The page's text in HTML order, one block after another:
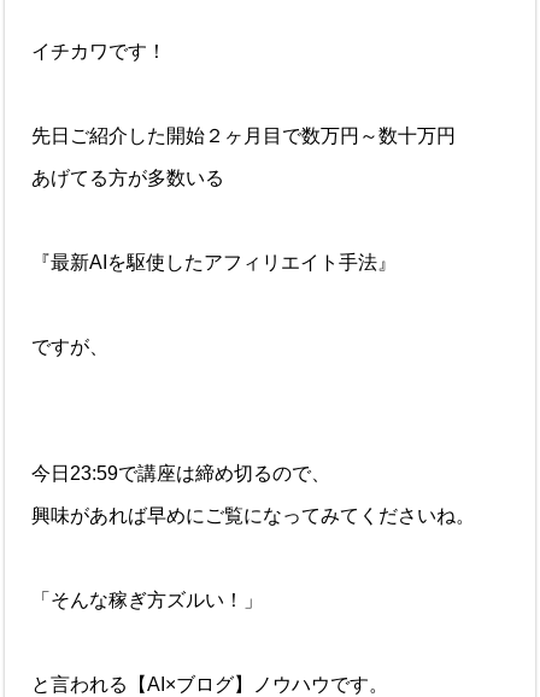
イチカワです！
先日ご紹介した開始２ヶ月目で数万円～数十万円
あげてる方が多数いる
『最新AIを駆使したアフィリエイト手法』
ですが、
今日23:59で講座は締め切るので、
興味があれば早めにご覧になってみてくださいね。
「そんな稼ぎ方ズルい！」
と言われる【AI×ブログ】ノウハウです。